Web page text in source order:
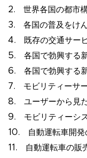
2. 世界各国の都市
3. 各国の普及をけ
4. 既存の交通サー
5. 各国で勃興する新
6. 各国で勃興する新
7. モビリティーサ
8. ユーザーから見
9. モビリティーシ
10. 自動運転車開発
11. 自動運転車の販